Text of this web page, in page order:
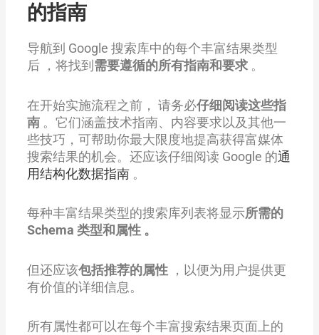
的指南
导航到 Google 搜索库中的每个丰富结果类型
后 ，将找到 需要遵循的所有指南和要求。
在开始实施流程之前， 请务必仔细阅读这些指
南。它们涵盖技术指南、内容要求以及其他一
些技巧，可帮助你最大限度地提高获得富媒体
搜索结果的机会。还应该仔细阅读 Google 的通
用结构化数据指南。
每种丰富结果类型的搜索库列表将显示所需的
Schema 类型和属性 。
但还应该包括推荐的属性，以便为用户提供更
有价值的详细信息。
所有属性都可以在每个丰富搜索结果页面上的